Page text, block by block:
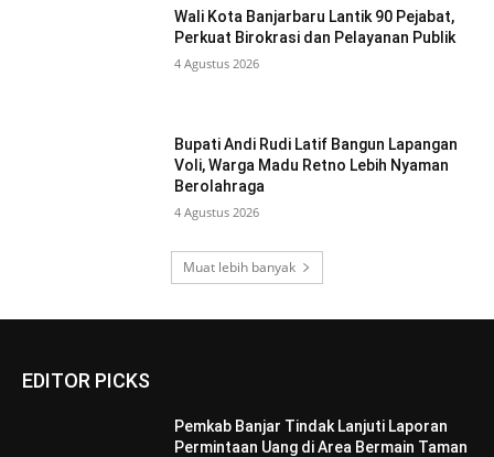
Wali Kota Banjarbaru Lantik 90 Pejabat,
Perkuat Birokrasi dan Pelayanan Publik
4 Agustus 2026
Bupati Andi Rudi Latif Bangun Lapangan
Voli, Warga Madu Retno Lebih Nyaman
Berolahraga
4 Agustus 2026
Muat lebih banyak
EDITOR PICKS
Pemkab Banjar Tindak Lanjuti Laporan
Permintaan Uang di Area Bermain Taman